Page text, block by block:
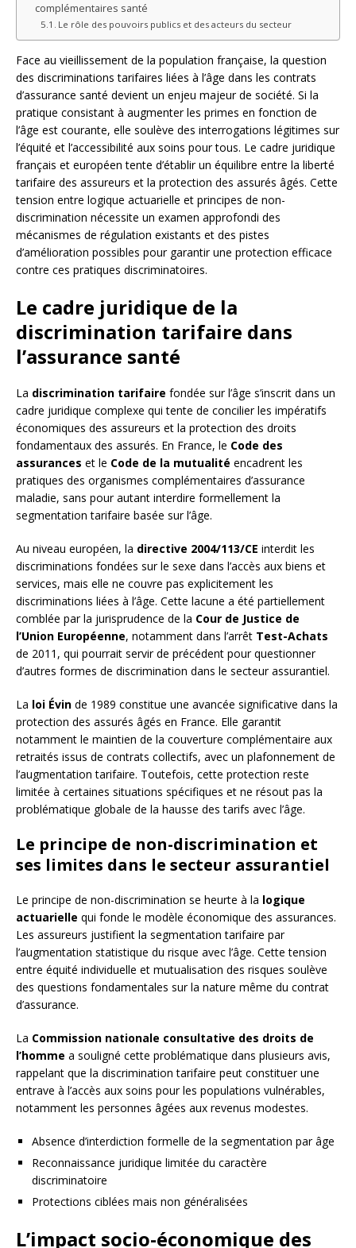
complémentaires santé
Le rôle des pouvoirs publics et des acteurs du secteur
Face au vieillissement de la population française, la question
des discriminations tarifaires liées à l’âge dans les contrats
d’assurance santé devient un enjeu majeur de société. Si la
pratique consistant à augmenter les primes en fonction de
l’âge est courante, elle soulève des interrogations légitimes sur
l’équité et l’accessibilité aux soins pour tous. Le cadre juridique
français et européen tente d’établir un équilibre entre la liberté
tarifaire des assureurs et la protection des assurés âgés. Cette
tension entre logique actuarielle et principes de non-
discrimination nécessite un examen approfondi des
mécanismes de régulation existants et des pistes
d’amélioration possibles pour garantir une protection efficace
contre ces pratiques discriminatoires.
Le cadre juridique de la
discrimination tarifaire dans
l’assurance santé
La discrimination tarifaire fondée sur l’âge s’inscrit dans un
cadre juridique complexe qui tente de concilier les impératifs
économiques des assureurs et la protection des droits
fondamentaux des assurés. En France, le Code des
assurances et le Code de la mutualité encadrent les
pratiques des organismes complémentaires d’assurance
maladie, sans pour autant interdire formellement la
segmentation tarifaire basée sur l’âge.
Au niveau européen, la directive 2004/113/CE interdit les
discriminations fondées sur le sexe dans l’accès aux biens et
services, mais elle ne couvre pas explicitement les
discriminations liées à l’âge. Cette lacune a été partiellement
comblée par la jurisprudence de la Cour de Justice de
l’Union Européenne, notamment dans l’arrêt Test-Achats
de 2011, qui pourrait servir de précédent pour questionner
d’autres formes de discrimination dans le secteur assurantiel.
La loi Évin de 1989 constitue une avancée significative dans la
protection des assurés âgés en France. Elle garantit
notamment le maintien de la couverture complémentaire aux
retraités issus de contrats collectifs, avec un plafonnement de
l’augmentation tarifaire. Toutefois, cette protection reste
limitée à certaines situations spécifiques et ne résout pas la
problématique globale de la hausse des tarifs avec l’âge.
Le principe de non-discrimination et
ses limites dans le secteur assurantiel
Le principe de non-discrimination se heurte à la logique
actuarielle qui fonde le modèle économique des assurances.
Les assureurs justifient la segmentation tarifaire par
l’augmentation statistique du risque avec l’âge. Cette tension
entre équité individuelle et mutualisation des risques soulève
des questions fondamentales sur la nature même du contrat
d’assurance.
La Commission nationale consultative des droits de
l’homme a souligné cette problématique dans plusieurs avis,
rappelant que la discrimination tarifaire peut constituer une
entrave à l’accès aux soins pour les populations vulnérables,
notamment les personnes âgées aux revenus modestes.
Absence d’interdiction formelle de la segmentation par âge
Reconnaissance juridique limitée du caractère
discriminatoire
Protections ciblées mais non généralisées
L’impact socio-économique des